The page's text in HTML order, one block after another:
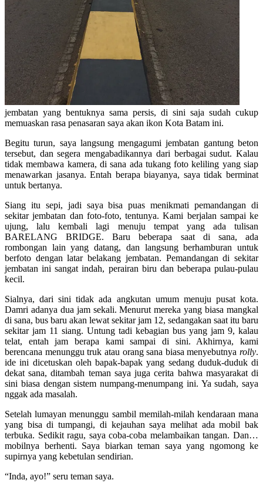
jembatan yang bentuknya sama persis, di sini saja sudah cukup
memuaskan rasa penasaran saya akan ikon Kota Batam ini.
Begitu turun, saya langsung mengagumi jembatan gantung beton
tersebut, dan segera mengabadikannya dari berbagai sudut. Kalau
tidak membawa kamera, di sana ada tukang foto keliling yang siap
menawarkan jasanya. Entah berapa biayanya, saya tidak berminat
untuk bertanya.
Siang itu sepi, jadi saya bisa puas menikmati pemandangan di
sekitar jembatan dan foto-foto, tentunya. Kami berjalan sampai ke
ujung, lalu kembali lagi menuju tempat yang ada tulisan
BARELANG BRIDGE. Baru beberapa saat di sana, ada
rombongan lain yang datang, dan langsung berhamburan untuk
berfoto dengan latar belakang jembatan. Pemandangan di sekitar
jembatan ini sangat indah, perairan biru dan beberapa pulau-pulau
kecil.
Sialnya, dari sini tidak ada angkutan umum menuju pusat kota.
Damri adanya dua jam sekali. Menurut mereka yang biasa mangkal
di sana, bus baru akan lewat sekitar jam 12, sedangakan saat itu baru
sekitar jam 11 siang. Untung tadi kebagian bus yang jam 9, kalau
telat, entah jam berapa kami sampai di sini. Akhirnya, kami
berencana menunggu truk atau orang sana biasa menyebutnya rolly.
ide ini dicetuskan oleh bapak-bapak yang sedang duduk-duduk di
dekat sana, ditambah teman saya juga cerita bahwa masyarakat di
sini biasa dengan sistem numpang-menumpang ini. Ya sudah, saya
nggak ada masalah.
Setelah lumayan menunggu sambil memilah-milah kendaraan mana
yang bisa di tumpangi, di kejauhan saya melihat ada mobil bak
terbuka. Sedikit ragu, saya coba-coba melambaikan tangan. Dan…
mobilnya berhenti. Saya biarkan teman saya yang ngomong ke
supirnya yang kebetulan sendirian.
“Inda, ayo!” seru teman saya.